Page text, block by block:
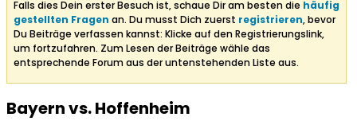
Falls dies Dein erster Besuch ist, schaue Dir am besten die häufig
gestellten Fragen an. Du musst Dich zuerst registrieren, bevor
Du Beiträge verfassen kannst: Klicke auf den Registrierungslink,
um fortzufahren. Zum Lesen der Beiträge wähle das
entsprechende Forum aus der untenstehenden Liste aus.
Bayern vs. Hoffenheim